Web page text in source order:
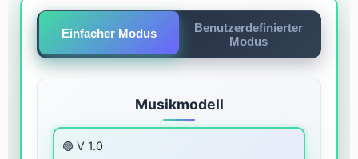
Einfacher Modus
Benutzerdefinierter
Modus
Musikmodell
🟣 V 1.0